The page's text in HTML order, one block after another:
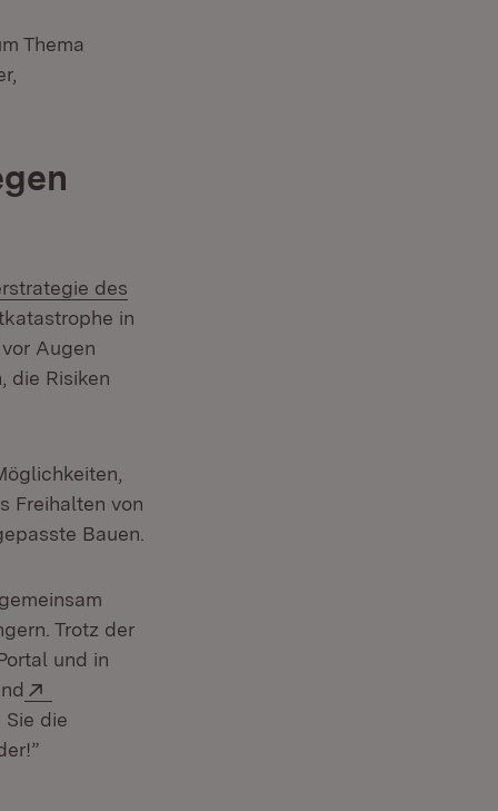
Thema
des
in
Augen
die Risiken
Freihalten von
Bauen.
Trotz der
und in
in neuem Fenster)
die